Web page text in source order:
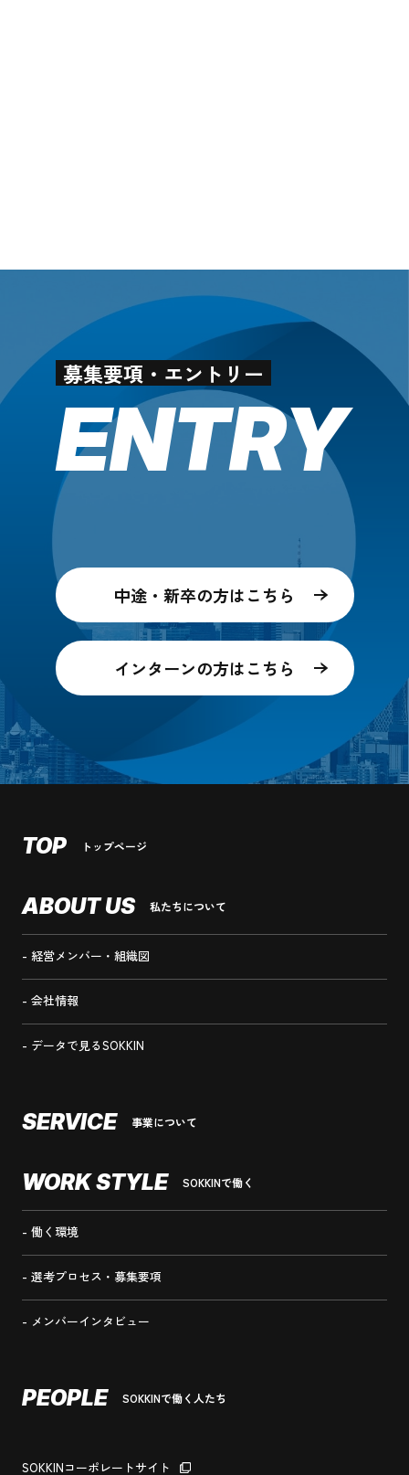
募集要項・エントリー
ENTRY
中途・新卒の方はこちら
インターンの方はこちら
TOP トップページ
ABOUT US 私たちについて
経営メンバー・組織図
会社情報
データで見るSOKKIN
SERVICE 事業について
WORK STYLE SOKKINで働く
働く環境
選考プロセス・募集要項
メンバーインタビュー
PEOPLE SOKKINで働く人たち
SOKKINコーポレートサイト